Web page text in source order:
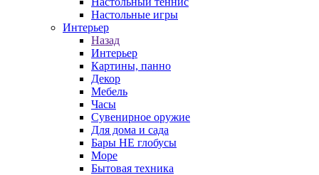
Настольные игры
Интерьер
Назад
Интерьер
Картины, панно
Декор
Мебель
Часы
Сувенирное оружие
Для дома и сада
Бары НЕ глобусы
Море
Бытовая техника